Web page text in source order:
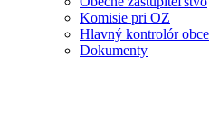
Komisie pri OZ
Hlavný kontrolór obce
Dokumenty